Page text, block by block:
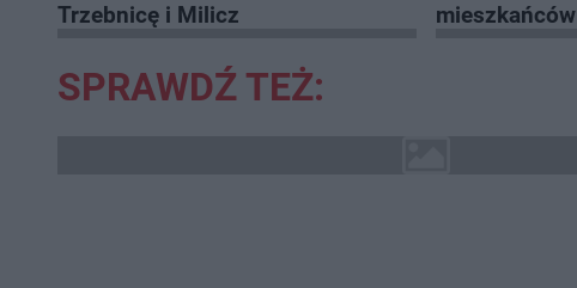
Trzebnicę i Milicz
mieszkańców
SPRAWDŹ TEŻ: